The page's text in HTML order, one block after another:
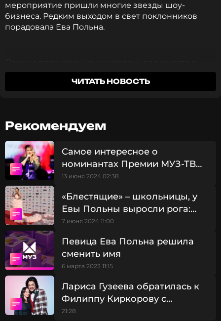
мероприятие пришли многие звезды шоу-
бизнеса. Редким выходом в свет поклонников
порадовала Ева Польна.
Певица появилась на кинопремьере вместе с
подросшей дочерью от Дениса Клявера. 19-летняя
Эвелин уверенно держалась перед камерами.
ЧИТАТЬ НОВОСТЬ
Рекомендуем
Самое интересное о
номинантах Премии МУЗ-ТВ
2024: Ева Польна
13 июня 2024 02:38
«Блестящие» – школьницы, у
Евы Польны выросли рога:
ТОП-10 необычных образов
7 июня 2024 11:00
Певица Ева Польна решила
сменить имя
6 марта 2023 11:15
Лариса Гузеева обратилась к
Филиппу Киркорову с
просьбой о помощи
21:28